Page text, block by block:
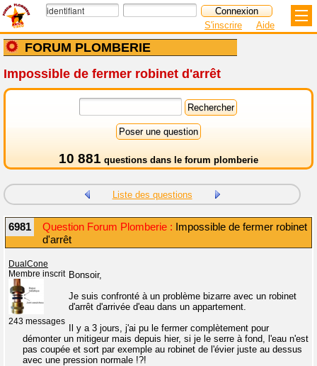
FORUM PLOMBERIE
S'inscrire Aide
Impossible de fermer robinet d'arrêt
10 881 questions dans le forum plomberie
Liste des questions
6981 Question Forum Plomberie : Impossible de fermer robinet
d'arrêt
DualCone
Membre inscrit
243 messages
Bonsoir,
Je suis confronté à un problème bizarre avec un robinet
d'arrêt d'arrivée d'eau dans un appartement.
Il y a 3 jours, j'ai pu le fermer complètement pour
démonter un mitigeur mais depuis hier, si je le serre à fond, l'eau n'est
pas coupée et sort par exemple au robinet de l'évier juste au dessus
avec une pression normale !?!